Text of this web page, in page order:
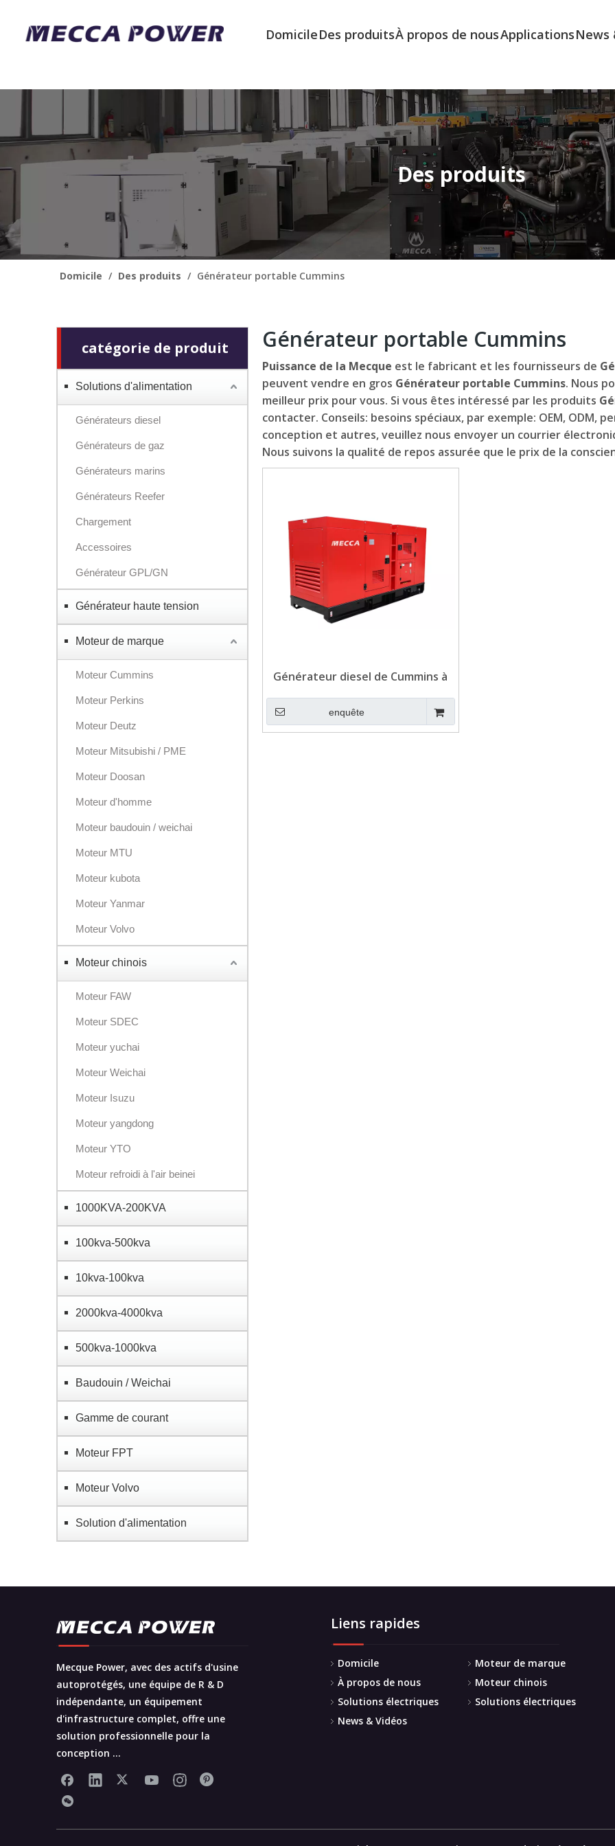
DomicileDes produitsÀ propos de nousApplicationsNews
Des produits
Domicile / Des produits / Générateur portable Cummins
catégorie de produit
Solutions d'alimentation
Générateurs diesel
Générateurs de gaz
Générateurs marins
Générateurs Reefer
Chargement
Accessoires
Générateur GPL/GN
Générateur haute tension
Moteur de marque
Moteur Cummins
Moteur Perkins
Moteur Deutz
Moteur Mitsubishi / PME
Moteur Doosan
Moteur d'homme
Moteur baudouin / weichai
Moteur MTU
Moteur kubota
Moteur Yanmar
Moteur Volvo
Moteur chinois
Moteur FAW
Moteur SDEC
Moteur yuchai
Moteur Weichai
Moteur Isuzu
Moteur yangdong
Moteur YTO
Moteur refroidi à l'air beinei
1000KVA-200KVA
100kva-500kva
10kva-100kva
2000kva-4000kva
500kva-1000kva
Baudouin / Weichai
Gamme de courant
Moteur FPT
Moteur Volvo
Solution d'alimentation
Générateur portable Cummins
Puissance de la Mecque est le fabricant et les fournisseurs de
peuvent vendre en gros Générateur portable Cummins. Nous
meilleur prix pour vous. Si vous êtes intéressé par les produits
contacter. Conseils: besoins spéciaux, par exemple: OEM, ODM,
conception et autres, veuillez nous envoyer un courrier
Nous suivons la qualité de repos assurée que le prix de la
Générateur diesel de Cummins à
l'eau portable 150KVA pour
location
enquête
Mecque Power, avec des actifs d'usine
autoprotégés, une équipe de R & D
indépendante, un équipement
d'infrastructure complet, offre une
solution professionnelle pour la
conception ...
Liens rapides
Domicile
À propos de nous
Solutions électriques
News & Vidéos
Moteur de marque
Moteur chinois
Solutions électriques